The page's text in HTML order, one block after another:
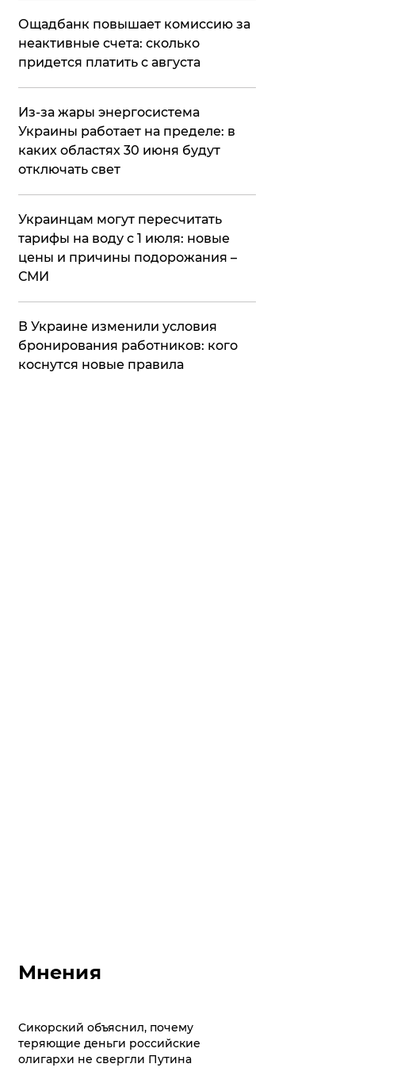
​Ощадбанк повышает комиссию за
неактивные счета: сколько
придется платить с августа
Из-за жары энергосистема
Украины работает на пределе: в
каких областях 30 июня будут
отключать свет
Украинцам могут пересчитать
тарифы на воду с 1 июля: новые
цены и причины подорожания –
СМИ
В Украине изменили условия
бронирования работников: кого
коснутся новые правила
Мнения
Сикорский объяснил, почему
теряющие деньги российские
олигархи не свергли Путина